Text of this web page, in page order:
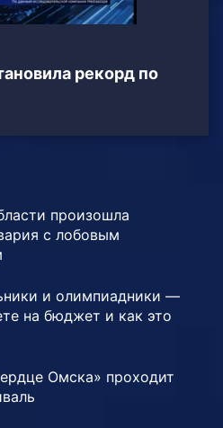
рекорд по
произошла
с лобовым
и олимпиадники —
на бюджет и как это
Омска» проходит